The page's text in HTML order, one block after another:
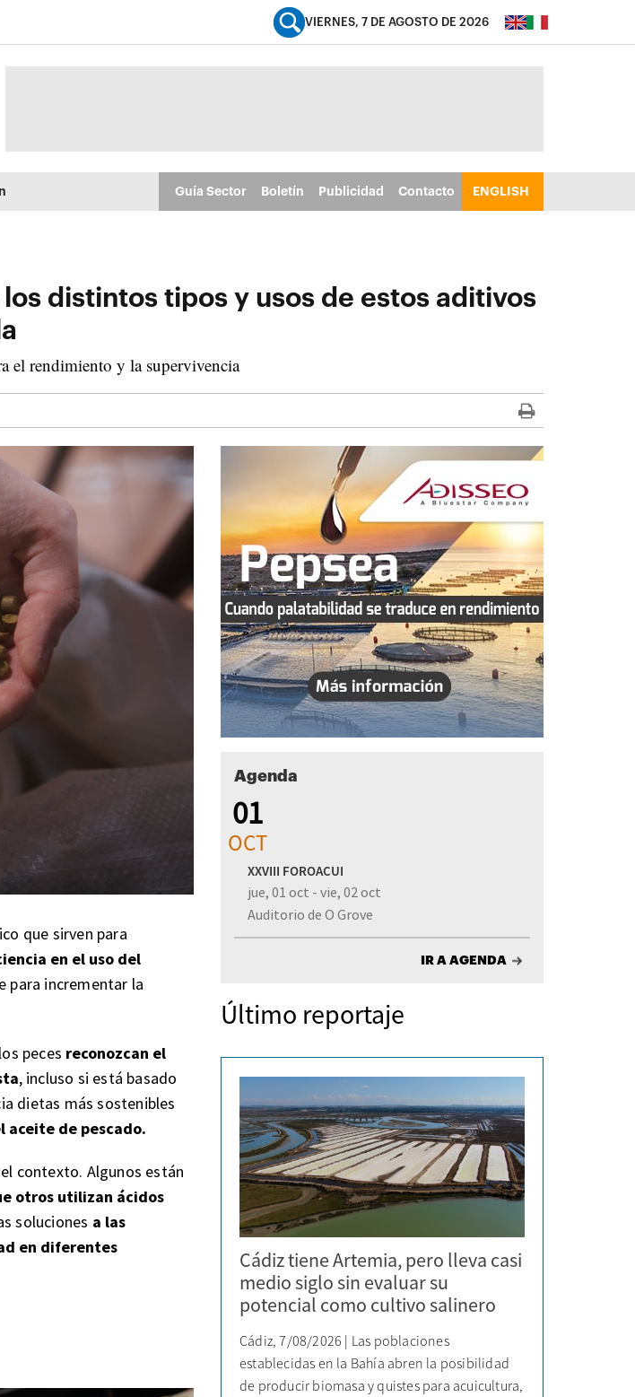
VIERNES, 7 DE AGOSTO DE 2026
Guía Sector Boletín Publicidad Contacto ENGLISH
distintos tipos y usos de estos aditivos
el rendimiento y la supervivencia
que sirven para
en el uso del
para incrementar la
peces reconozcan el
, incluso si está basado
dietas más sostenibles
aceite de pescado.
contexto. Algunos están
otros utilizan ácidos
soluciones a las
en diferentes
Agenda
01
OCT
XXVIII FOROACUI
jue, 01 oct - vie, 02 oct
Auditorio de O Grove
IR A AGENDA
Último reportaje
Cádiz tiene Artemia, pero lleva casi
medio siglo sin evaluar su
potencial como cultivo salinero
Cádiz, 7/08/2026 | Las poblaciones
establecidas en la Bahía abren la posibilidad
de producir biomasa y quistes para acuicultura,